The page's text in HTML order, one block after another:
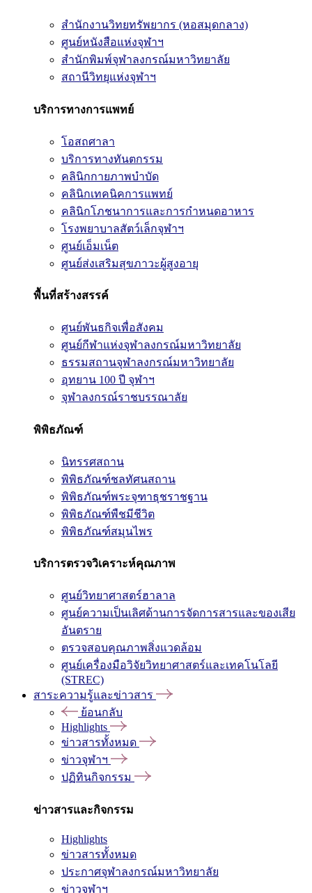
สำนักงานวิทยทรัพยากร (หอสมุดกลาง)
ศูนย์หนังสือแห่งจุฬาฯ
สำนักพิมพ์จุฬาลงกรณ์มหาวิทยาลัย
สถานีวิทยุแห่งจุฬาฯ
บริการทางการแพทย์
โอสถศาลา
บริการทางทันตกรรม
คลินิกกายภาพบำบัด
คลินิกเทคนิคการแพทย์
คลินิกโภชนาการและการกำหนดอาหาร
โรงพยาบาลสัตว์เล็กจุฬาฯ
ศูนย์เอ็มเน็ต
ศูนย์ส่งเสริมสุขภาวะผู้สูงอายุ
พื้นที่สร้างสรรค์
ศูนย์พันธกิจเพื่อสังคม
ศูนย์กีฬาแห่งจุฬาลงกรณ์มหาวิทยาลัย
ธรรมสถานจุฬาลงกรณ์มหาวิทยาลัย
อุทยาน 100 ปี จุฬาฯ
จุฬาลงกรณ์ราชบรรณาลัย
พิพิธภัณฑ์
นิทรรศสถาน
พิพิธภัณฑ์ชลทัศนสถาน
พิพิธภัณฑ์พระจุฑาธุชราชฐาน
พิพิธภัณฑ์พืชมีชีวิต
พิพิธภัณฑ์สมุนไพร
บริการตรวจวิเคราะห์คุณภาพ
ศูนย์วิทยาศาสตร์ฮาลาล
ศูนย์ความเป็นเลิศด้านการจัดการสารและของเสีย
อันตราย
ตรวจสอบคุณภาพสิ่งแวดล้อม
ศูนย์เครื่องมือวิจัยวิทยาศาสตร์และเทคโนโลยี
(STREC)
สาระความรู้และข่าวสาร
ย้อนกลับ
Highlights
ข่าวสารทั้งหมด
ข่าวจุฬาฯ
ปฏิทินกิจกรรม
ข่าวสารและกิจกรรม
Highlights
ข่าวสารทั้งหมด
ประกาศจุฬาลงกรณ์มหาวิทยาลัย
ข่าวจุฬาฯ